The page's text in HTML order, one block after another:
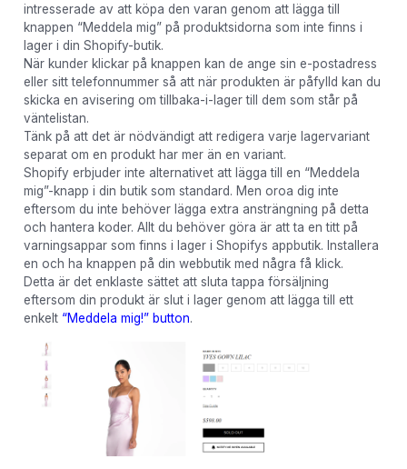
intresserade av att köpa den varan genom att lägga till
knappen “Meddela mig” på produktsidorna som inte finns i
lager i din Shopify-butik.
När kunder klickar på knappen kan de ange sin e-postadress
eller sitt telefonnummer så att när produkten är påfylld kan du
skicka en avisering om tillbaka-i-lager till dem som står på
väntelistan.
Tänk på att det är nödvändigt att redigera varje lagervariant
separat om en produkt har mer än en variant.
Shopify erbjuder inte alternativet att lägga till en “Meddela
mig”-knapp i din butik som standard. Men oroa dig inte
eftersom du inte behöver lägga extra ansträngning på detta
och hantera koder. Allt du behöver göra är att ta en titt på
varningsappar som finns i lager i Shopifys appbutik. Installera
en och ha knappen på din webbutik med några få klick.
Detta är det enklaste sättet att sluta tappa försäljning
eftersom din produkt är slut i lager genom att lägga till ett
enkelt “Meddela mig!” button.